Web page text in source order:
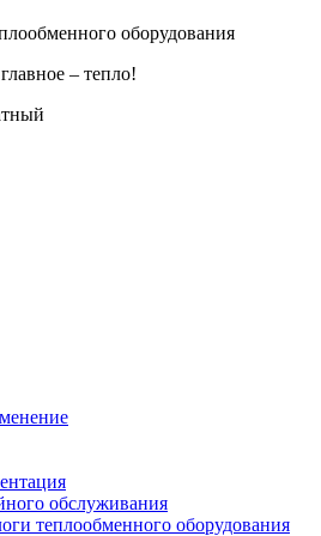
оборудования
– тепло!
обслуживания
теплообменного оборудования